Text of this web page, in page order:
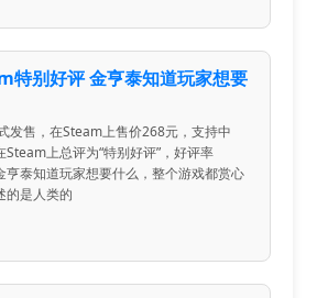
特别好评 金亨泰知道玩家想要
发售，在Steam上售价268元，支持中
上总评为“特别好评”，好评率
亨泰知道玩家想要什么，整个游戏都赏心
的是人类的